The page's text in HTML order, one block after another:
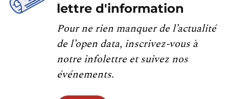
lettre d'information
Pour ne rien manquer de l’actualité
de l’open data, inscrivez-vous à
notre infolettre et suivez nos
événements.